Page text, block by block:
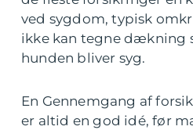
ved sygdom, typisk
ikke kan tegne dækning
hunden bliver syg.
En Gennemgang af
er altid en god idé, før